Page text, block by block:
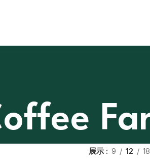
展示 9 12 18